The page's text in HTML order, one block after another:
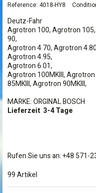
Reference: 4018-HY8
Deutz-Fahr
Agrotron 100, Agrotron
90,
Agrotron 4.70, Agrotron
Agrotron 4.95,
Agrotron 6.01,
Agrotron 100MKIII,
85MKIII, Agrotron 90MKIII,
MARKE: ORGINAL BOSCH
Lieferzeit 3-4 Tage
Rufen Sie uns an: +48 571-
99Artikel